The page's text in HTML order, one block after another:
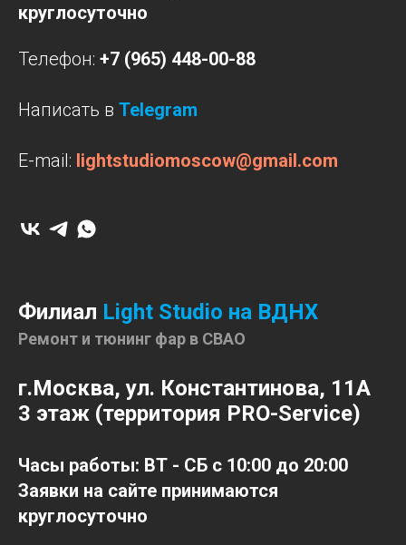
круглосуточно
Телефон: +7 (965) 448-00-88
Написать в Telegram
E-mail: lightstudiomoscow@gmail.com
Филиал Light Studio на ВДНХ
Ремонт и тюнинг фар в СВАО
г.Москва, ул. Константинова, 11А
3 этаж (территория PRO-Service)
Часы работы: ВТ - СБ с 10:00 до 20:00
Заявки на сайте принимаются
круглосуточно